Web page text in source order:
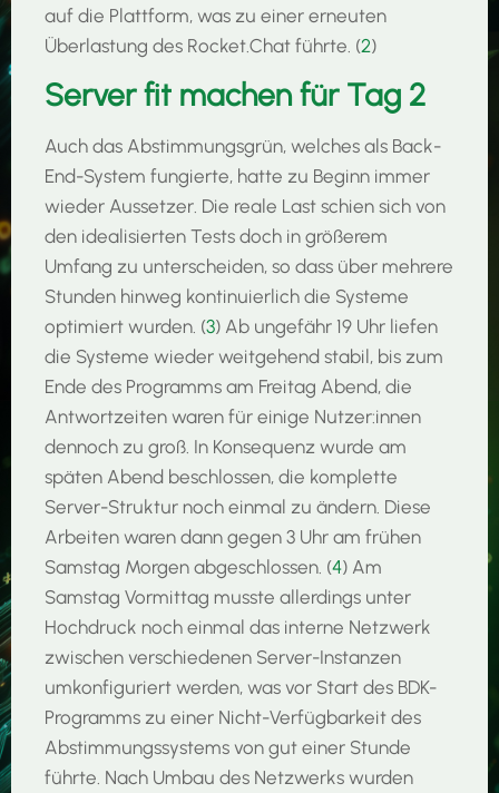
auf die Plattform, was zu einer erneuten
Überlastung des Rocket.Chat führte. (2)
Server fit machen für Tag 2
Auch das Abstimmungsgrün, welches als Back-
End-System fungierte, hatte zu Beginn immer
wieder Aussetzer. Die reale Last schien sich von
den idealisierten Tests doch in größerem
Umfang zu unterscheiden, so dass über mehrere
Stunden hinweg kontinuierlich die Systeme
optimiert wurden. (3) Ab ungefähr 19 Uhr liefen
die Systeme wieder weitgehend stabil, bis zum
Ende des Programms am Freitag Abend, die
Antwortzeiten waren für einige Nutzer:innen
dennoch zu groß. In Konsequenz wurde am
späten Abend beschlossen, die komplette
Server-Struktur noch einmal zu ändern. Diese
Arbeiten waren dann gegen 3 Uhr am frühen
Samstag Morgen abgeschlossen. (4) Am
Samstag Vormittag musste allerdings unter
Hochdruck noch einmal das interne Netzwerk
zwischen verschiedenen Server-Instanzen
umkonfiguriert werden, was vor Start des BDK-
Programms zu einer Nicht-Verfügbarkeit des
Abstimmungssystems von gut einer Stunde
führte. Nach Umbau des Netzwerks wurden